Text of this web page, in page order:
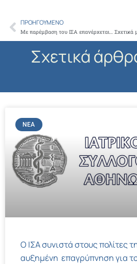
Prev
ΠΡΟΗΓΟΎΜΕΝΟ
Με παρέμβαση του ΙΣΑ επανέρχεται σε ισχύ η προηγούμενη σύμβαση, των προσωπικών ιατρών λοιπών ειδικοτήτων
Σχετικά
ΝΈΑ
Ο ΙΣΑ συνιστά στους πολίτες
αυξημένη επαγρύπνηση για